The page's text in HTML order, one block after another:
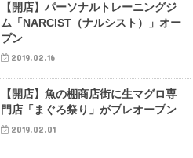
【開店】パーソナルトレーニングジ
ム「NARCIST（ナルシスト）」オー
プン
2019.02.16
【開店】魚の棚商店街に生マグロ専
門店「まぐろ祭り」がプレオープン
2019.02.01